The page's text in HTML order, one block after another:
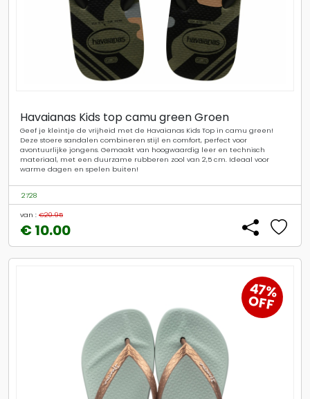
Havaianas Kids top camu green Groen
Geef je kleintje de vrijheid met de Havaianas Kids Top in camu green!
Deze stoere sandalen combineren stijl en comfort, perfect voor
avontuurlijke jongens. Gemaakt van hoogwaardig leer en technisch
materiaal, met een duurzame rubberen zool van 2,5 cm. Ideaal voor
warme dagen en spelen buiten!
2728
van : €20.95
€ 10.00
47%
OFF